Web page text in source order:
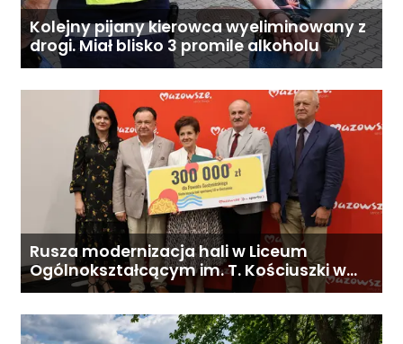
Kolejny pijany kierowca wyeliminowany z
drogi. Miał blisko 3 promile alkoholu
Rusza modernizacja hali w Liceum
Ogólnokształcącym im. T. Kościuszki w
Gostyninie